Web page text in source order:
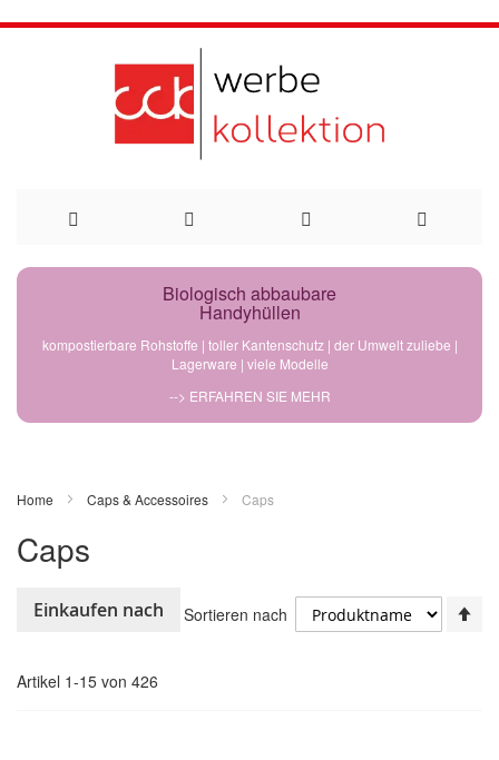
Direkt
Biologisch abbaubare
Handyhüllen
kompostierbare Rohstoffe | toller Kantenschutz | der Umwelt zuliebe |
Lagerware | viele Modelle
--> ERFAHREN SIE MEHR
Home Caps & Accessoires Caps
Caps
Artikel 1-15 von 426
Sortieren nach
Einkaufen nach